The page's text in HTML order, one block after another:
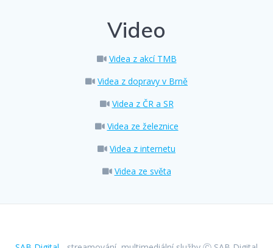
Video
Videa z akcí TMB
Videa z dopravy v Brně
Videa z ČR a SR
Videa ze železnice
Videa z internetu
Videa ze světa